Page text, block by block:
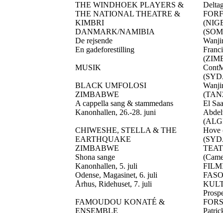
THE WINDHOEK PLAYERS &
THE NATIONAL THEATRE &
KIMBRI
DANMARK/NAMIBIA
De rejsende
En gadeforestilling
MUSIK
BLACK UMFOLOSI
ZIMBABWE
A cappella sang & stammedans
Kanonhallen, 26.-28. juni
CHIWESHE, STELLA & THE
EARTHQUAKE
ZIMBABWE
Shona sange
Kanonhallen, 5. juli
Odense, Magasinet, 6. juli
Århus, Ridehuset, 7. juli
FAMOUDOU KONATÉ &
ENSEMBLE
El
Hove